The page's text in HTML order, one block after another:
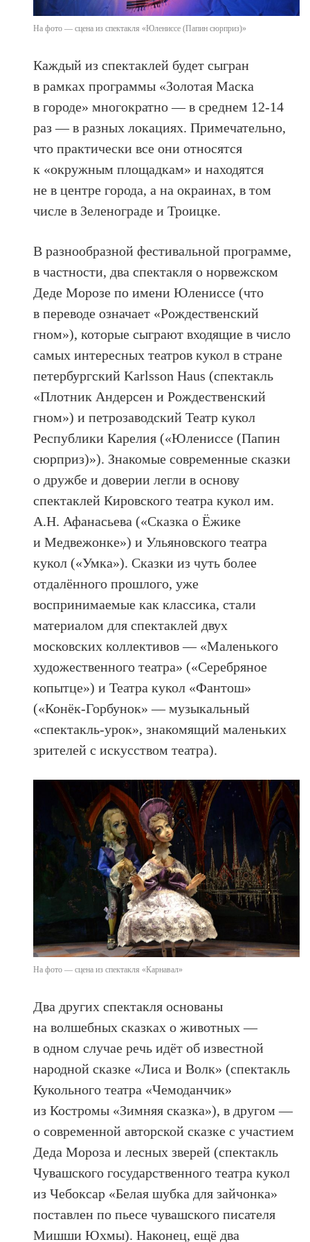
На фото — сцена из спектакля «Юлениссе (Папин сюрприз)»
Каждый из спектаклей будет сыгран
в рамках программы «Золотая Маска
в городе» многократно — в среднем 12-14
раз — в разных локациях. Примечательно,
что практически все они относятся
к «окружным площадкам» и находятся
не в центре города, а на окраинах, в том
числе в Зеленограде и Троицке.
В разнообразной фестивальной программе,
в частности, два спектакля о норвежском
Деде Морозе по имени Юлениссе (что
в переводе означает «Рождественский
гном»), которые сыграют входящие в число
самых интересных театров кукол в стране
петербургский Karlsson Haus (спектакль
«Плотник Андерсен и Рождественский
гном») и петрозаводский Театр кукол
Республики Карелия («Юлениссе (Папин
сюрприз)»). Знакомые современные сказки
о дружбе и доверии легли в основу
спектаклей Кировского театра кукол им.
А.Н. Афанасьева («Сказка о Ёжике
и Медвежонке») и Ульяновского театра
кукол («Умка»). Сказки из чуть более
отдалённого прошлого, уже
воспринимаемые как классика, стали
материалом для спектаклей двух
московских коллективов — «Маленького
художественного театра» («Серебряное
копытце») и Театра кукол «Фантош»
(«Конёк-Горбунок» — музыкальный
«спектакль-урок», знакомящий маленьких
зрителей с искусством театра).
На фото — сцена из спектакля «Карнавал»
Два других спектакля основаны
на волшебных сказках о животных —
в одном случае речь идёт об известной
народной сказке «Лиса и Волк» (спектакль
Кукольного театра «Чемоданчик»
из Костромы «Зимняя сказка»), в другом —
о современной авторской сказке с участием
Деда Мороза и лесных зверей (спектакль
Чувашского государственного театра кукол
из Чебоксар «Белая шубка для зайчонка»
поставлен по пьесе чувашского писателя
Мишши Юхмы). Наконец, ещё два